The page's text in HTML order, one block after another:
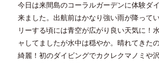
今日は来間島のコーラルガーデンに体験ダ
来ました。出航前はかなり強い雨が降って
リーする頃には青空が広がり良い天気に！
ャしてましたが水中は穏やか。晴れてきた
綺麗！初のダイビングでカクレクマノミや